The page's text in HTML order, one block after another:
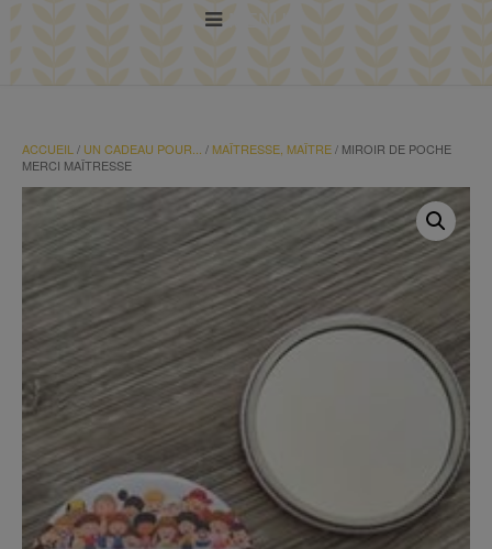
ACCUEIL / UN CADEAU POUR... / MAÎTRESSE, MAÎTRE/ MIROIR DE POCHE
MERCI MAÎTRESSE